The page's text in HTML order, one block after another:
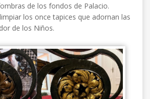
de los fondos de Palacio.
los once tapices que adornan las
de los Niños.